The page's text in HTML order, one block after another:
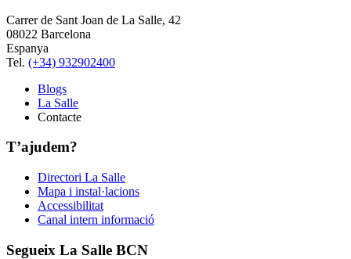
Carrer de Sant Joan de La Salle, 42
08022 Barcelona
Espanya
Tel. (+34) 932902400
Blogs
La Salle
Contacte
T’ajudem?
Directori La Salle
Mapa i instal·lacions
Accessibilitat
Canal intern informació
Segueix La Salle BCN